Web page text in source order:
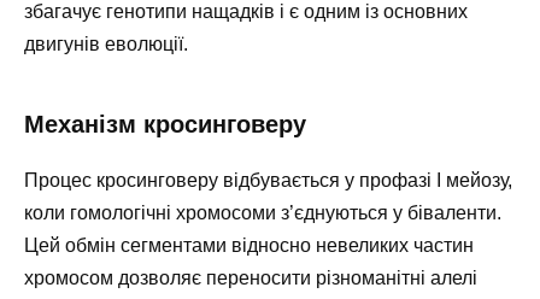
збагачує генотипи нащадків і є одним із основних
двигунів еволюції.
Механізм кросинговеру
Процес кросинговеру відбувається у профазі I мейозу,
коли гомологічні хромосоми з’єднуються у біваленти.
Цей обмін сегментами відносно невеликих частин
хромосом дозволяє переносити різноманітні алелі